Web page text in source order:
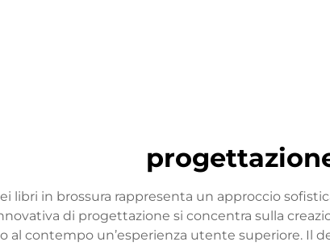
libri in brossura rappresenta un approccio
di progettazione si concentra sulla
al contempo un’esperienza utente superiore. Il